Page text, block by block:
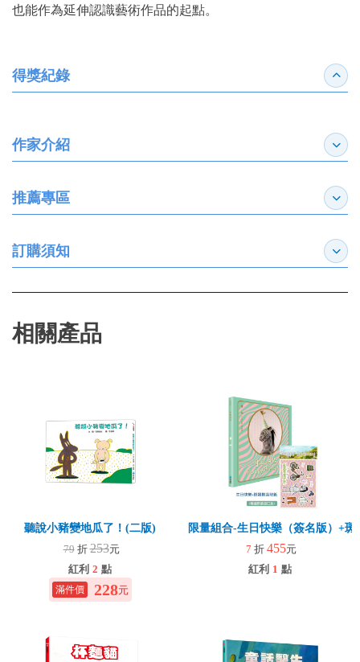
也能作為延伸認識藝術作品的起點。
得獎紀錄 收合
作家介紹 展開
推薦專區 展開
訂購須知 展開
相關產品
聽說小豬變地瓜了！(二版)
79 折253元
紅利 2 點
228元
限量組合-生日快樂（簽名版）+
7 折 455元
紅利 1 點